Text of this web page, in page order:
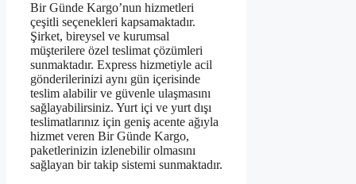
Bir Günde Kargo’nun hizmetleri
çeşitli seçenekleri kapsamaktadır.
Şirket, bireysel ve kurumsal
müşterilere özel teslimat çözümleri
sunmaktadır. Express hizmetiyle acil
gönderilerinizi aynı gün içerisinde
teslim alabilir ve güvenle ulaşmasını
sağlayabilirsiniz. Yurt içi ve yurt dışı
teslimatlarınız için geniş acente ağıyla
hizmet veren Bir Günde Kargo,
paketlerinizin izlenebilir olmasını
sağlayan bir takip sistemi sunmaktadır.